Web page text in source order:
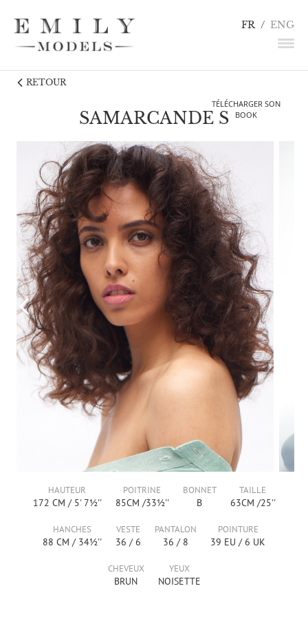
FR / ENG
NEWS
LINGERIE / DÉTAILS
INFLUENCEURS
TALENTS
CANDIDATURE
CONTACT
SAMARCANDE S
RETOUR
TÉLÉCHARGER SON
BOOK
HAUTEUR
172 CM / 5' 7½''
POITRINE
85CM /33½''
BONNET
B
TAILLE
63CM /25''
HANCHES
88 CM / 34½''
VESTE
36 /6
PANTALON
36 / 8
POINTURE
39 EU /6 UK
CHEVEUX
BRUN
YEUX
NOISETTE